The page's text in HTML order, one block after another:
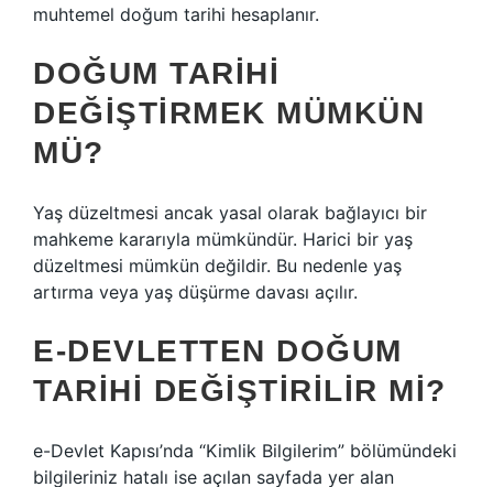
muhtemel doğum tarihi hesaplanır.
DOĞUM TARIHI
DEĞIŞTIRMEK MÜMKÜN
MÜ?
Yaş düzeltmesi ancak yasal olarak bağlayıcı bir
mahkeme kararıyla mümkündür. Harici bir yaş
düzeltmesi mümkün değildir. Bu nedenle yaş
artırma veya yaş düşürme davası açılır.
E-DEVLETTEN DOĞUM
TARIHI DEĞIŞTIRILIR MI?
e-Devlet Kapısı’nda “Kimlik Bilgilerim” bölümündeki
bilgileriniz hatalı ise açılan sayfada yer alan